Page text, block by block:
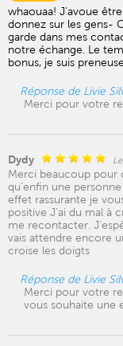
whaouaa! J'avoue
donnez sur les gens-
garde dans mes
notre échange. Le
bonus, je suis
Réponse de Livie
Merci pour votre
Dydy
Merci beaucoup pour
qu'enfin une
effet rassurante je
positive J'ai du mal à
me recontacter.
vais attendre encore
croise les doigts
Réponse de Livie
Merci pour votre
vous souhaite une